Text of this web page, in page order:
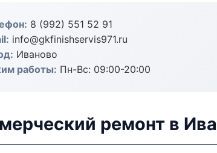
8 (992) 551 52 91
info@gkfinishservis971.ru
Иваново
работы: Пн-Вс: 09:00-20:00
ремонт в